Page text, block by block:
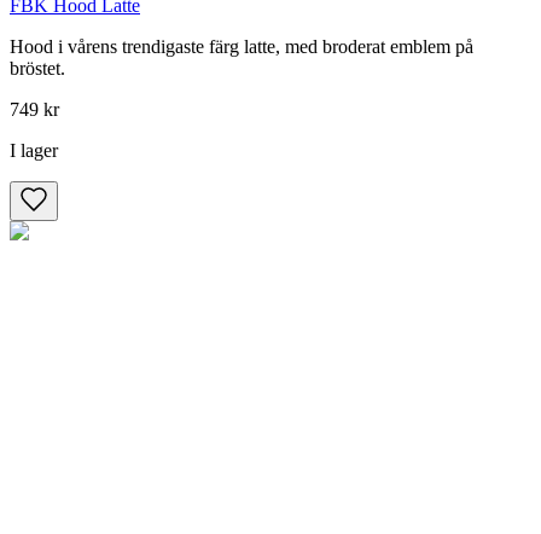
FBK Hood Latte
Hood i vårens trendigaste färg latte, med broderat emblem på
bröstet.
749 kr
I lager